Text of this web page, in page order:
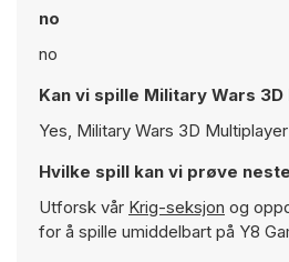
no
no
Kan vi spille Military Wars
Yes, Military Wars 3D
Hvilke spill kan vi prøve
Utforsk vår Krig-seksjon og
for å spille umiddelbart på Y8